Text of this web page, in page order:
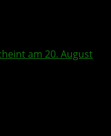
am 20. August